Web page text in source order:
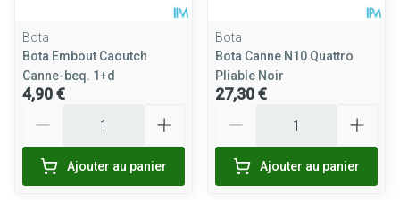
Bota
Bota Embout Caoutch
Canne-beq. 1+d
4,90 €
Ajouter au panier
Bota
Bota Canne N10 Quattro
Pliable Noir
27,30 €
Ajouter au panier